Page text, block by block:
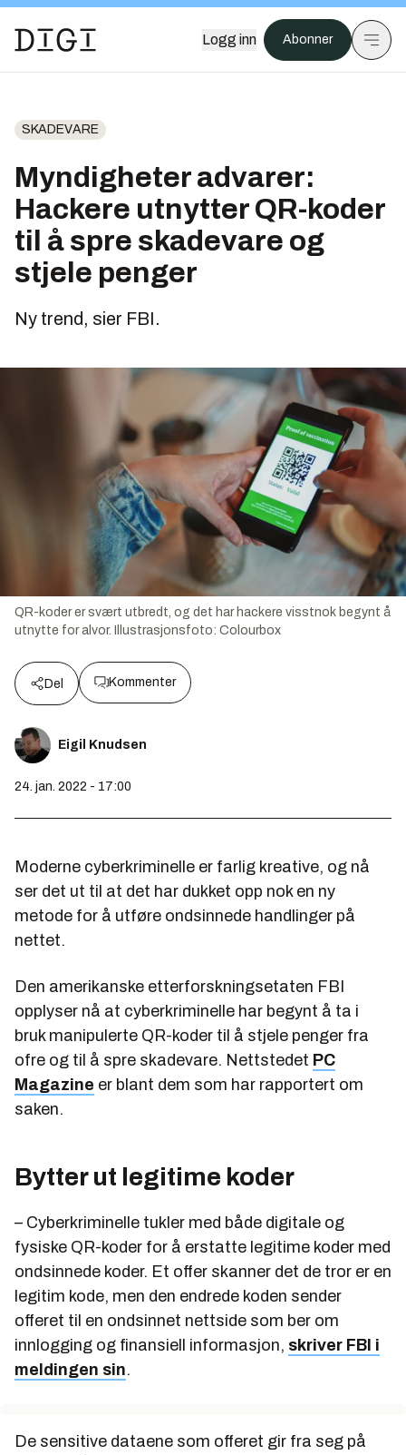
Logg inn Abonner
SKADEVARE
Myndigheter advarer:
Hackere utnytter QR-koder
til å spre skadevare og
stjele penger
Ny trend, sier FBI.
QR-koder er svært utbredt, og det har hackere visstnok begynt å
utnytte for alvor.
Illustrasjonsfoto: Colourbox
Del Kommenter
Eigil Knudsen
24. jan. 2022 - 17:00
Moderne cyberkriminelle er farlig kreative, og nå
ser det ut til at det har dukket opp nok en ny
metode for å utføre ondsinnede handlinger på
nettet.
Den amerikanske etterforskningsetaten FBI
opplyser nå at cyberkriminelle har begynt å ta i
bruk manipulerte QR-koder til å stjele penger fra
ofre og til å spre skadevare. Nettstedet PC
Magazine er blant dem som har rapportert om
saken.
Bytter ut legitime koder
– Cyberkriminelle tukler med både digitale og
fysiske QR-koder for å erstatte legitime koder med
ondsinnede koder. Et offer skanner det de tror er en
legitim kode, men den endrede koden sender
offeret til en ondsinnet nettside som ber om
innlogging og finansiell informasjon, skriver FBI i
meldingen sin.
De sensitive dataene som offeret gir fra seg på